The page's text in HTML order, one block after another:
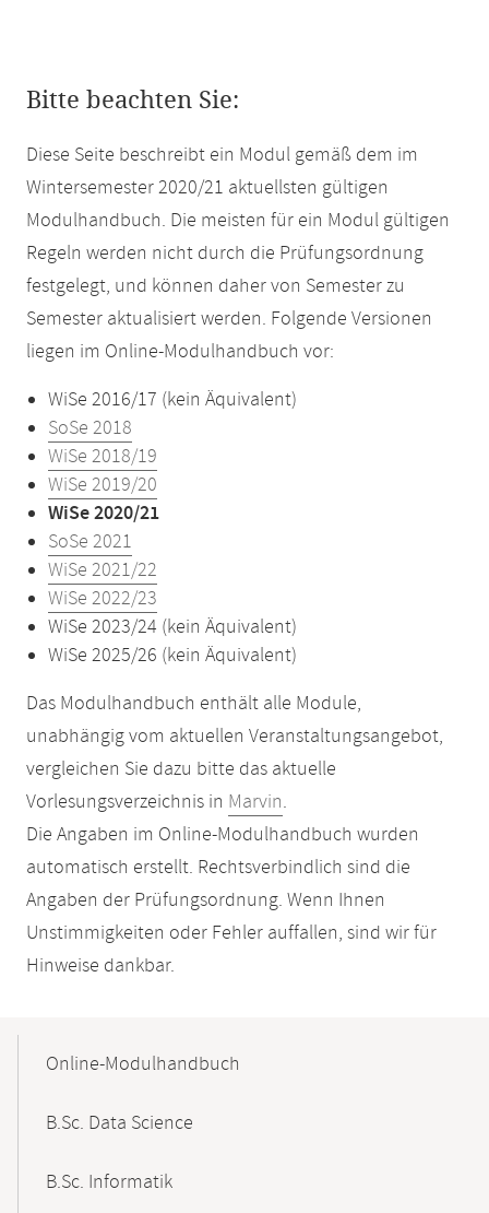
Bitte beachten Sie:
Diese Seite beschreibt ein Modul gemäß dem im
Wintersemester 2020/21 aktuellsten gültigen
Modulhandbuch. Die meisten für ein Modul gültigen
Regeln werden nicht durch die Prüfungsordnung
festgelegt, und können daher von Semester zu
Semester aktualisiert werden. Folgende Versionen
liegen im Online-Modulhandbuch vor:
WiSe 2016/17 (kein Äquivalent)
SoSe 2018
WiSe 2018/19
WiSe 2019/20
WiSe 2020/21
SoSe 2021
WiSe 2021/22
WiSe 2022/23
WiSe 2023/24 (kein Äquivalent)
WiSe 2025/26 (kein Äquivalent)
Das Modulhandbuch enthält alle Module,
unabhängig vom aktuellen Veranstaltungsangebot,
vergleichen Sie dazu bitte das aktuelle
Vorlesungsverzeichnis in Marvin.
Die Angaben im Online-Modulhandbuch wurden
automatisch erstellt. Rechtsverbindlich sind die
Angaben der Prüfungsordnung. Wenn Ihnen
Unstimmigkeiten oder Fehler auffallen, sind wir für
Hinweise dankbar.
NavigationOnline-Modulhandbuch
B.Sc. Data Science
B.Sc. Informatik